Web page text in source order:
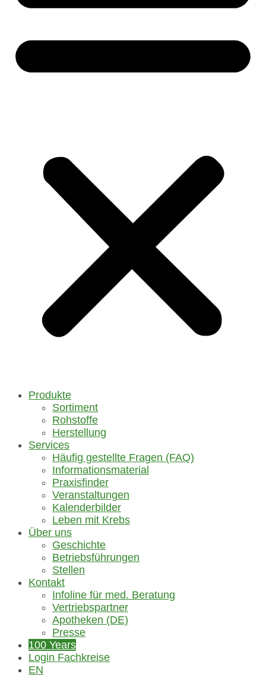
Produkte
Sortiment
Rohstoffe
Herstellung
Services
Häufig gestellte Fragen (FAQ)
Informationsmaterial
Praxisfinder
Veranstaltungen
Kalenderbilder
Leben mit Krebs
Über uns
Geschichte
Betriebsführungen
Stellen
Kontakt
Infoline für med. Beratung
Vertriebspartner
Apotheken (DE)
Presse
100 Years
Login Fachkreise
EN